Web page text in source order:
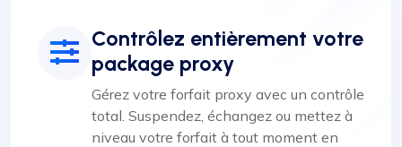
Contrôlez entièrement votre
package proxy
Gérez votre forfait proxy avec un contrôle
total. Suspendez, échangez ou mettez à
niveau votre forfait à tout moment en